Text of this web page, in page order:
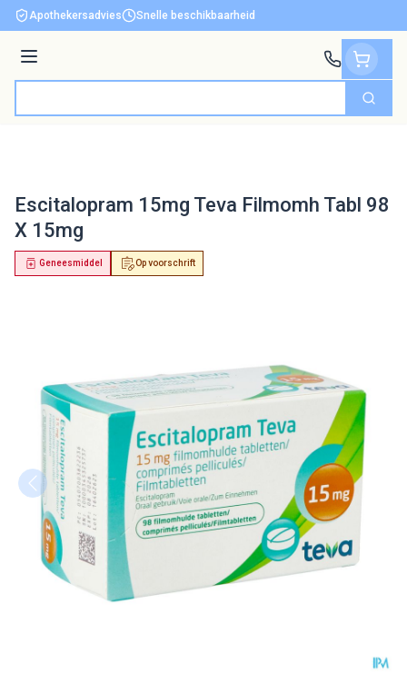
Ga naar de inhoud
Apothekersadvies Snelle beschikbaarheid
Menu
Zoek
Escitalopram 15mg Teva Filmomh Tabl 98
X 15mg
Op voorschrift
Geneesmiddel